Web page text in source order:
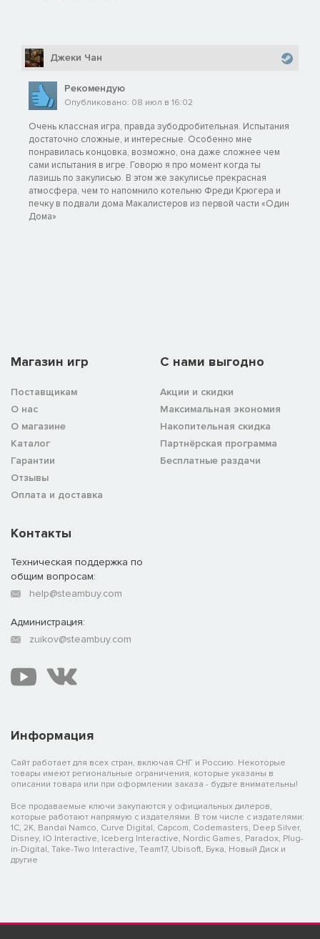
Джеки Чан
Рекомендую
Опубликовано: 08 июл в 16:02
Очень классная игра, правда зубодробительная. Испытания
достаточно сложные, и интересные. Особенно мне
понравилась концовка, возможно, она даже сложнее чем
сами испытания в игре. Говорю я про момент когда ты
лазишь по закулисью. В этом же закулисье прекрасная
атмосфера, чем то напомнило котельню Фреди Крюгера и
печку в подвали дома Макалистеров из первой части «Один
Дома»
Магазин игр
Поставщикам
О нас
О магазине
Каталог
Гарантии
Отзывы
Оплата и доставка
C нами выгодно
Акции и скидки
Максимальная экономия
Накопительная скидка
Партнёрская программа
Бесплатные раздачи
Информация
Сайт работает для всех стран, включая СНГ и Россию. Некоторые
товары имеют региональные ограничения, которые указаны в
описании товара или при оформлении заказа - будьте внимательны!
Все продаваемые ключи закупаются у официальных дилеров,
которые работают напрямую с издателями. В том числе с издателями:
1C, 2K, Bandai Namco, Curve Digital, Capcom, Codemasters, Deep Silver,
Disney, IO Interactive, Iceberg Interactive, Nordic Games, Paradox, Plug-
in-Digital, Take-Two Interactive, Team17, Ubisoft, Бука, Новый Диск и
другие
Контакты
Техническая поддержка по
общим вопросам:
help@steambuy.com
Администрация:
zuikov@steambuy.com